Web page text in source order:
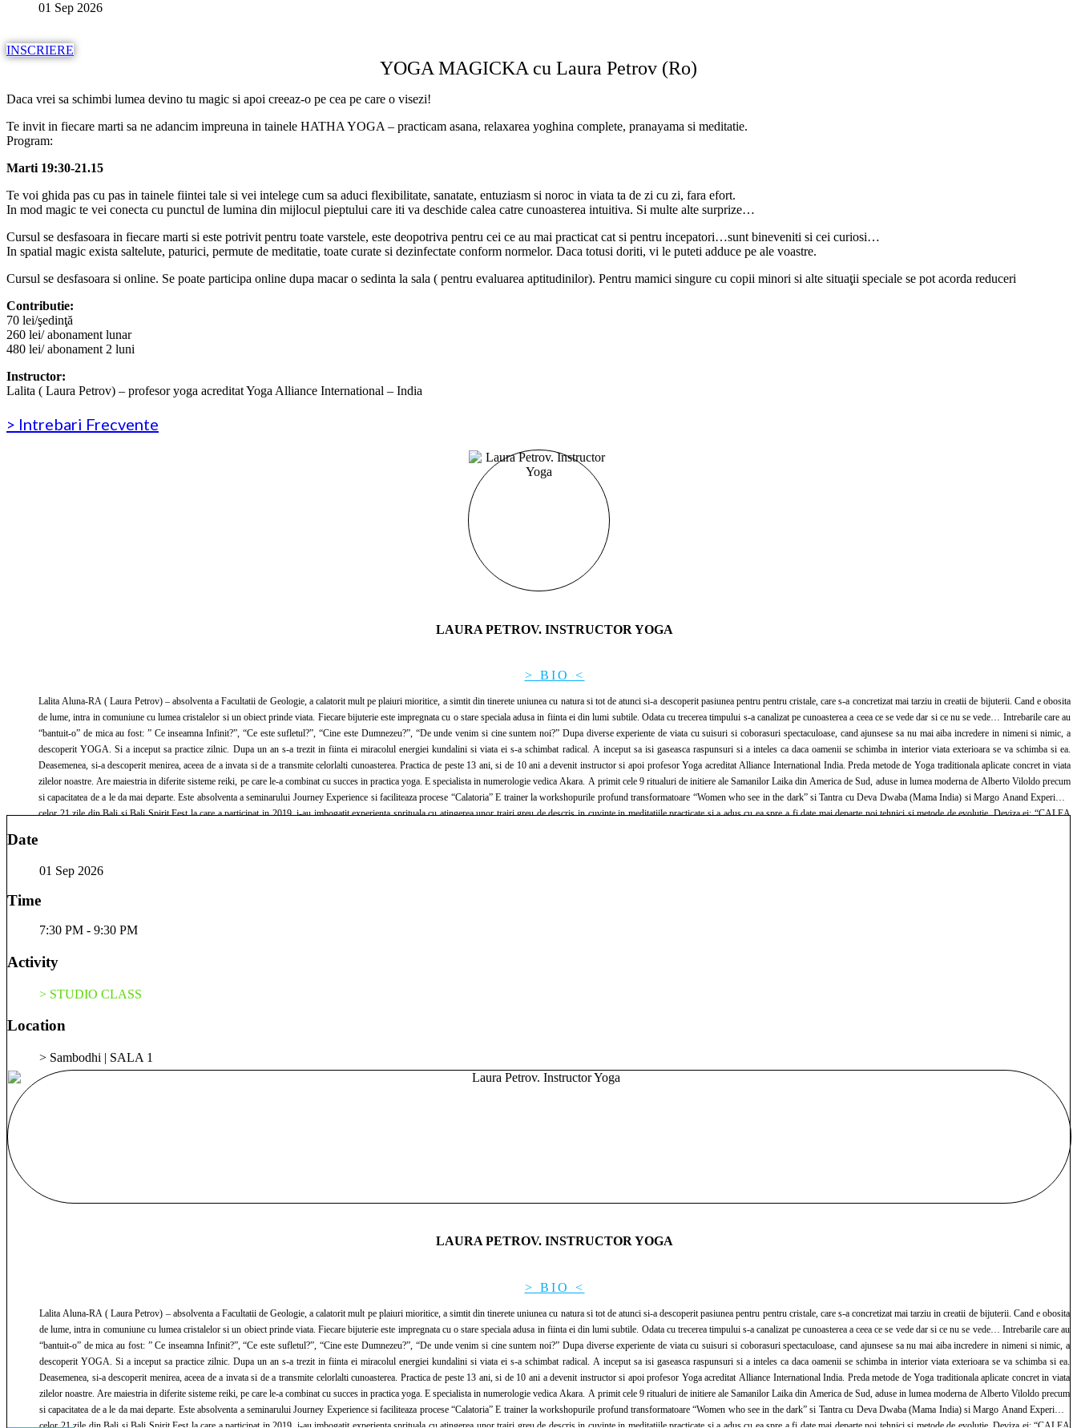
01 Sep 2026
INSCRIERE
YOGA MAGICKA cu Laura Petrov (Ro)
Daca vrei sa schimbi lumea devino tu magic si apoi creeaz-o pe cea pe care o visezi!
Te invit in fiecare marti sa ne adancim impreuna in tainele HATHA YOGA – practicam asana, relaxarea yoghina complete, pranayama si meditatie.
Program:
Marti 19:30-21.15
Te voi ghida pas cu pas in tainele fiintei tale si vei intelege cum sa aduci flexibilitate, sanatate, entuziasm si noroc in viata ta de zi cu zi, fara efort.
In mod magic te vei conecta cu punctul de lumina din mijlocul pieptului care iti va deschide calea catre cunoasterea intuitiva. Si multe alte surprize…
Cursul se desfasoara in fiecare marti si este potrivit pentru toate varstele, este deopotriva pentru cei ce au mai practicat cat si pentru incepatori…sunt bineveniti si cei curiosi…
In spatial magic exista saltelute, paturici, permute de meditatie, toate curate si dezinfectate conform normelor. Daca totusi doriti, vi le puteti adduce pe ale voastre.
Cursul se desfasoara si online. Se poate participa online dupa macar o sedinta la sala ( pentru evaluarea aptitudinilor). Pentru mamici singure cu copii minori si alte situaţii speciale se pot acorda reduceri
Contributie:
70 lei/şedinţă
260 lei/ abonament lunar
480 lei/ abonament 2 luni
Instructor:
Lalita ( Laura Petrov) – profesor yoga acreditat Yoga Alliance International – India
> Intrebari Frecvente
LAURA PETROV. INSTRUCTOR YOGA
> BIO <
Lalita Aluna-RA ( Laura Petrov) – absolventa a Facultatii de Geologie, a calatorit mult pe plaiuri mioritice, a simtit din tinerete uniunea cu natura si tot de atunci si-a descoperit pasiunea pentru pentru cristale, care s-a concretizat mai tarziu in creatii de bijuterii. Cand e obosita
de lume, intra in comuniune cu lumea cristalelor si un obiect prinde viata. Fiecare bijuterie este impregnata cu o stare speciala adusa in fiinta ei din lumi subtile. Odata cu trecerea timpului s-a canalizat pe cunoasterea a ceea ce se vede dar si ce nu se vede… Intrebarile care au
“bantuit-o” de mica au fost: ” Ce inseamna Infinit?”, “Ce este sufletul?”, “Cine este Dumnezeu?”, “De unde venim si cine suntem noi?” Dupa diverse experiente de viata cu suisuri si coborasuri spectaculoase, cand ajunsese sa nu mai aiba incredere in nimeni si nimic, a
descoperit YOGA. Si a inceput sa practice zilnic. Dupa un an s-a trezit in fiinta ei miracolul energiei kundalini si viata ei s-a schimbat radical. A inceput sa isi gaseasca raspunsuri si a inteles ca daca oamenii se schimba in interior viata exterioara se va schimba si ea.
Deasemenea, si-a descoperit menirea, aceea de a invata si de a transmite celorlalti cunoasterea. Practica de peste 13 ani, si de 10 ani a devenit instructor si apoi profesor Yoga acreditat Alliance International India. Preda metode de Yoga traditionala aplicate concret in viata
zilelor noastre. Are maiestria in diferite sisteme reiki, pe care le-a combinat cu succes in practica yoga. E specialista in numerologie vedica Akara. A primit cele 9 ritualuri de initiere ale Samanilor Laika din America de Sud, aduse in lumea moderna de Alberto Viloldo precum
si capacitatea de a le da mai departe. Este absolventa a seminarului Journey Experience si faciliteaza procese “Calatoria” E trainer la workshopurile profund transformatoare “Women who see in the dark” si Tantra cu Deva Dwaba (Mama India) si Margo Anand Experienta
celor 21 zile din Bali si Bali Spirit Fest la care a participat in 2019, i-au imbogatit experienta sprituala cu atingerea unor trairi greu de descris in cuvinte in meditatiile practicate si a adus cu ea spre a fi date mai departe noi tehnici si metode de evolutie. Deviza ei: “CALEA
Date
01 Sep 2026
Time
7:30 PM - 9:30 PM
Activity
> STUDIO CLASS
Location
> Sambodhi | SALA 1
LAURA PETROV. INSTRUCTOR YOGA
> BIO <
Lalita Aluna-RA ( Laura Petrov) – absolventa a Facultatii de Geologie, a calatorit mult pe plaiuri mioritice, a simtit din tinerete uniunea cu natura si tot de atunci si-a descoperit pasiunea pentru pentru cristale, care s-a concretizat mai tarziu in creatii de bijuterii. Cand e obosita
de lume, intra in comuniune cu lumea cristalelor si un obiect prinde viata. Fiecare bijuterie este impregnata cu o stare speciala adusa in fiinta ei din lumi subtile. Odata cu trecerea timpului s-a canalizat pe cunoasterea a ceea ce se vede dar si ce nu se vede… Intrebarile care au
“bantuit-o” de mica au fost: ” Ce inseamna Infinit?”, “Ce este sufletul?”, “Cine este Dumnezeu?”, “De unde venim si cine suntem noi?” Dupa diverse experiente de viata cu suisuri si coborasuri spectaculoase, cand ajunsese sa nu mai aiba incredere in nimeni si nimic, a
descoperit YOGA. Si a inceput sa practice zilnic. Dupa un an s-a trezit in fiinta ei miracolul energiei kundalini si viata ei s-a schimbat radical. A inceput sa isi gaseasca raspunsuri si a inteles ca daca oamenii se schimba in interior viata exterioara se va schimba si ea.
Deasemenea, si-a descoperit menirea, aceea de a invata si de a transmite celorlalti cunoasterea. Practica de peste 13 ani, si de 10 ani a devenit instructor si apoi profesor Yoga acreditat Alliance International India. Preda metode de Yoga traditionala aplicate concret in viata
zilelor noastre. Are maiestria in diferite sisteme reiki, pe care le-a combinat cu succes in practica yoga. E specialista in numerologie vedica Akara. A primit cele 9 ritualuri de initiere ale Samanilor Laika din America de Sud, aduse in lumea moderna de Alberto Viloldo precum
si capacitatea de a le da mai departe. Este absolventa a seminarului Journey Experience si faciliteaza procese “Calatoria” E trainer la workshopurile profund transformatoare “Women who see in the dark” si Tantra cu Deva Dwaba (Mama India) si Margo Anand Experienta
celor 21 zile din Bali si Bali Spirit Fest la care a participat in 2019, i-au imbogatit experienta sprituala cu atingerea unor trairi greu de descris in cuvinte in meditatiile practicate si a adus cu ea spre a fi date mai departe noi tehnici si metode de evolutie. Deviza ei: “CALEA